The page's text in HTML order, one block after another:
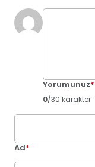
Yorumunuz*
0/30 karakter
Ad*